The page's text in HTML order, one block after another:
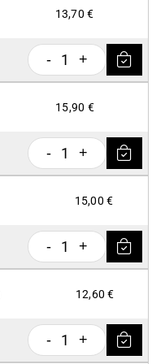
13,70 €
- 1 +
15,90 €
- 1 +
15,00 €
- 1 +
12,60 €
- 1 +